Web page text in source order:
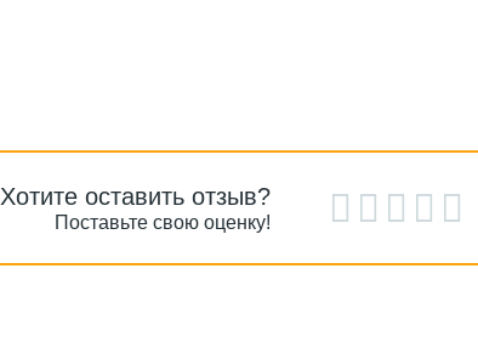
Хотите оставить отзыв?
Поставьте свою оценку!